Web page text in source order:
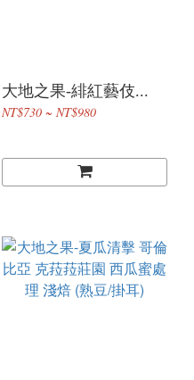
大地之果-緋紅藝伎...
NT$730 ~ NT$980